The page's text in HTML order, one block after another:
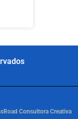
Consultora Creativa